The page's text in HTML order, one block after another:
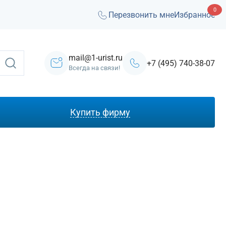
Перезвонить мнеИзбранное
0
mail@1-urist.ru
Всегда на связи! +7 (495) 740-38-07
Купить фирму